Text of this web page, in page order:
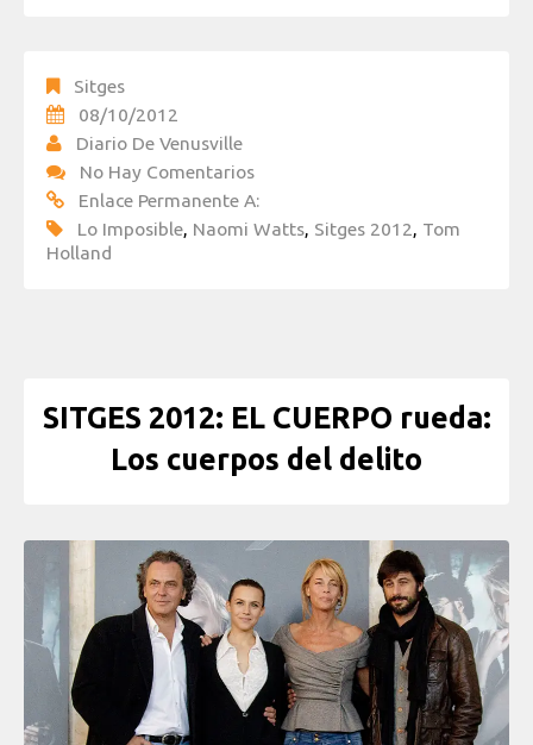
Sitges
08/10/2012
Diario De Venusville
No Hay Comentarios
Enlace Permanente A:
Lo Imposible, Naomi Watts, Sitges 2012, Tom
Holland
SITGES 2012: EL CUERPO rueda:
Los cuerpos del delito